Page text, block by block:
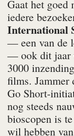
Gaat het goed
iedere
International
— een van de
— ook dit jaar
3000
films. Jammer
Go Short-
nog steeds
bioscopen is
wil hebben